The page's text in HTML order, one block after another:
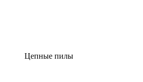
Цепные пилы